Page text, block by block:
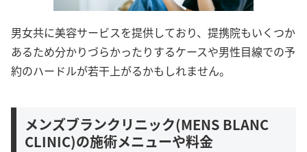
男女共に美容サービスを提供しており、提携院もいくつか
あるため分かりづらかったりするケースや男性目線での予
約のハードルが若干上がるかもしれません。
メンズブランクリニック(MENS BLANC
CLINIC)の施術メニューや料金